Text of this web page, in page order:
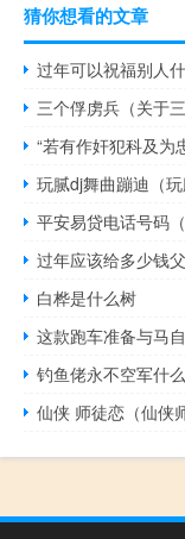
猜你想看的文章
过年可以祝福别人
三个俘虏兵（关于
“若有作奸犯科及为
玩腻dj舞曲蹦迪（玩
平安易贷电话号码
过年应该给多少钱
白桦是什么树
钓鱼佬永不空军什
仙侠 师徒恋（仙侠